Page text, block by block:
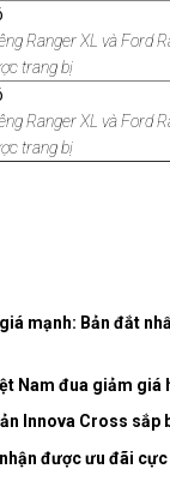
Ranger XL và Ford
trang bị
Ranger XL và Ford
trang bị
mạnh: Bản đắt
Nam đua giảm
Innova Cross sắp
được ưu đãi